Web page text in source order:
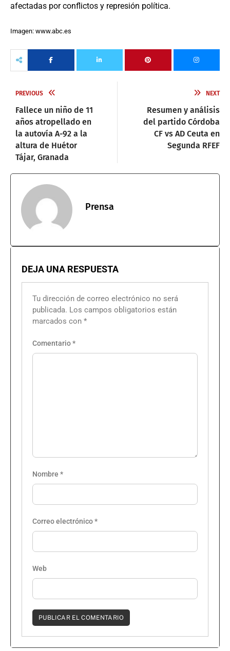
afectadas por conflictos y represión política.
Imagen: www.abc.es
PREVIOUS
Fallece un niño de 11
años atropellado en
la autovía A-92 a la
altura de Huétor
Tájar, Granada
NEXT
Resumen y análisis
del partido Córdoba
CF vs AD Ceuta en
Segunda RFEF
Prensa
DEJA UNA RESPUESTA
Tu dirección de correo electrónico no será
publicada. Los campos obligatorios están
marcados con *
Comentario*
Nombre *
Correo electrónico*
Web